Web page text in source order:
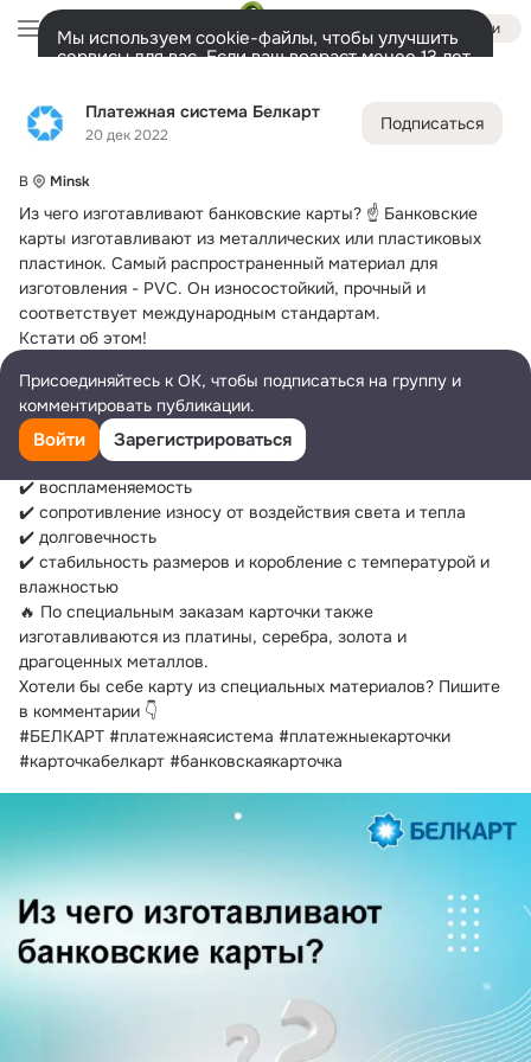
Платежная система Белкарт
20 дек 2022
Подписаться
В Minsk
Из чего изготавливают банковские карты? ☝️ Банковские
карты изготавливают из металлических или пластиковых
пластинок. Самый распространенный материал для
изготовления - PVC. Он износостойкий, прочный и
соответствует международным стандартам.
Кстати об этом!
стандартам требований к физическим характеристикам:
✔️ жесткость на изгиб
✔️ устойчивость к химикатам
✔️ токсичность
✔️ воспламеняемость
✔️ сопротивление износу от воздействия света и тепла
✔️ долговечность
✔️ стабильность размеров и коробление с температурой и
влажностью
🔥 По специальным заказам карточки также
изготавливаются из платины, серебра, золота и
драгоценных металлов.
Хотели бы себе карту из специальных материалов? Пишите
в комментарии 👇
#БЕЛКАРТ #платежнаясистема #платежныекарточки
#карточкабелкарт #банковскаякарточка
Войти
Мы используем cookie-файлы, чтобы улучшить
сервисы для вас. Если ваш возраст менее 13 лет,
Разрешить все Настроить
Лента Участники Ещё
Дополнительная
Всё Обсуждаемые
Присоединяйтесь к ОК, чтобы подписаться на группу и
комментировать публикации.
Войти Зарегистрироваться